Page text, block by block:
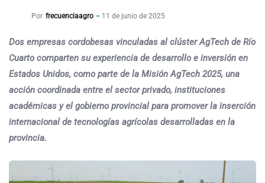
Por frecuenciaagro 11 de junio de 2025
Dos empresas cordobesas vinculadas al clúster AgTech de Río
Cuarto comparten su experiencia de desarrollo e inversión en
Estados Unidos, como parte de la Misión AgTech 2025, una
acción coordinada entre el sector privado, instituciones
académicas y el gobierno provincial para promover la inserción
internacional de tecnologías agrícolas desarrolladas en la
provincia.